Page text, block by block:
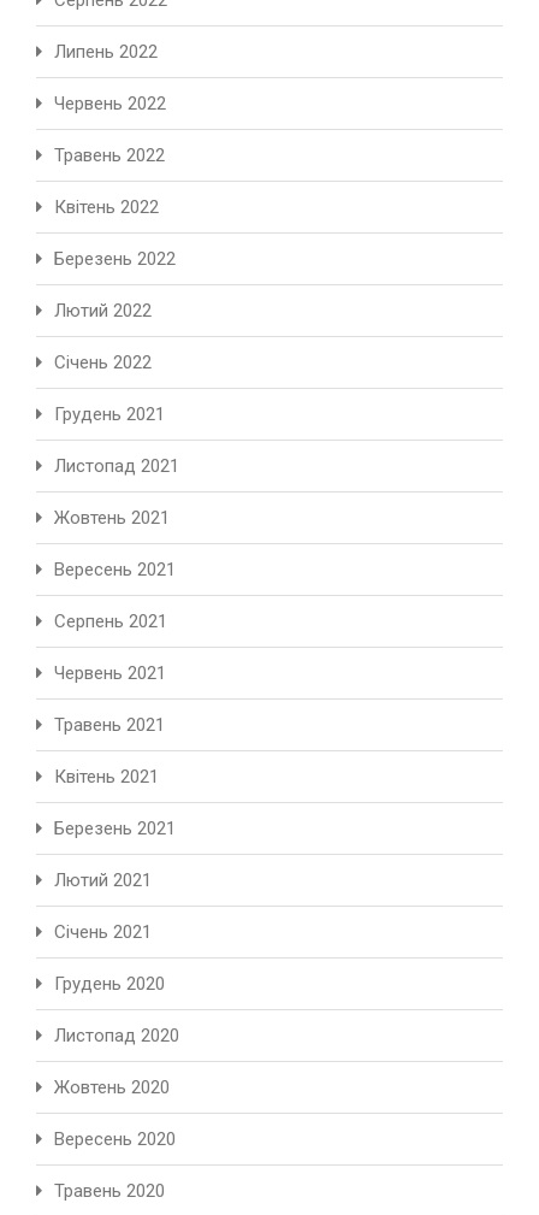
Липень 2022
Червень 2022
Травень 2022
Квітень 2022
Березень 2022
Лютий 2022
Січень 2022
Грудень 2021
Листопад 2021
Жовтень 2021
Вересень 2021
Серпень 2021
Червень 2021
Травень 2021
Квітень 2021
Березень 2021
Лютий 2021
Січень 2021
Грудень 2020
Листопад 2020
Жовтень 2020
Вересень 2020
Травень 2020